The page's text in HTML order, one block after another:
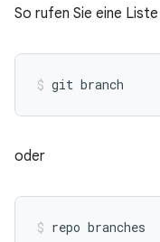
So rufen Sie eine
oder